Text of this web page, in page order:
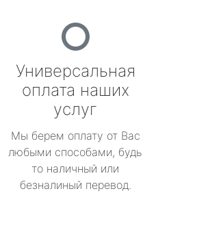
Универсальная
оплата наших
услуг
Мы берем оплату от Вас
любыми способами, будь
то наличный или
безналиный перевод.